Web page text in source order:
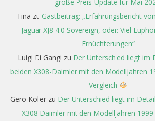
große Preis-Update für Mai
Tina zu Gastbeitrag: „Erfahrungsbericht
Jaguar XJ8 4.0 Sovereign, oder: Viel
Ernüchterungen“
Luigi Di Gangi zu Der Unterschied liegt im
beiden X308-Daimler mit den Modelljahren
Vergleich
Gero Kollerzu Der Unterschied liegt im
X308-Daimler mit den Modelljahren 1999